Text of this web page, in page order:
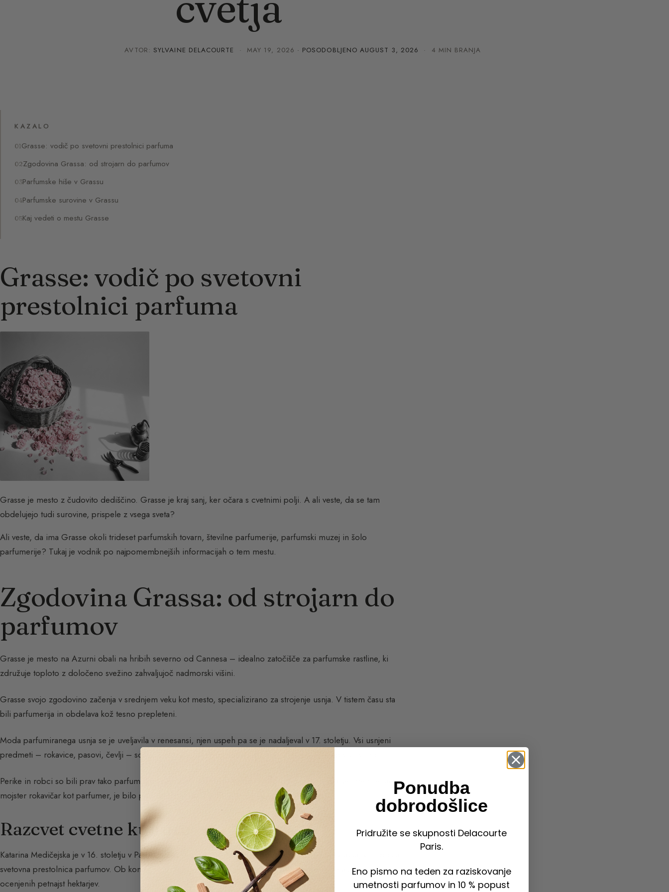
AVTOR: SYLVAINE DELACOURTE · MAY 19, 2026 · POSODOBLJENOAUGUST 3, 2026 · 4 MIN BRANJA
KAZALO
Grasse: vodič po svetovni prestolnici parfuma
Zgodovina Grassa: od strojarn do parfumov
Parfumske hiše v Grassu
Parfumske surovine v Grassu
Kaj vedeti o mestu Grasse
Grasse: vodič po svetovni
prestolnici parfuma
Grasse je mesto z čudovito dediščino. Grasse je kraj sanj, ker očara s cvetnimi polji. A ali veste, da se tam
obdelujejo tudi surovine, prispele z vsega sveta?
Ali veste, da ima Grasse okoli trideset parfumskih tovarn, številne parfumerije, parfumski muzej in šolo
parfumerije? Tukaj je vodnik po najpomembnejših informacijah o tem mestu.
Zgodovina Grassa: od strojarn do
parfumov
Grasse je mesto na Azurni obali na hribih severno od Cannesa – idealno zatočišče za parfumske rastline, ki
združuje toploto z določeno svežino zahvaljujoč nadmorski višini.
Grasse svojo zgodovino začenja v srednjem veku kot mesto, specializirano za strojenje usnja. V tistem času sta
bili parfumerija in obdelava kož tesno prepleteni.
Moda parfumiranega usnja se je uveljavila v renesansi, njen uspeh pa se je nadaljeval v 17. stoletju. Vsi usnjeni
predmeti – rokavice, pasovi, čevlji – so bili prežeti z groznimi vonjavami, ker je bilo usnje slabo strojeno.
Perike in robci so bili prav tako parfumirani, namazani z dišečo mastjo. Kraljevo dovoljenje, da se imenuje tako
mojster rokavičar kot parfumer, je bilo podeljeno januarja 1614.
Razcvet cvetne kulture
Katarina Medičejska je v 16. stoletju v Parizu sprožila modo parfumov in prispevala k vzponu Grassa, ki je postal
svetovna prestolnica parfumov. Ob koncu 17. stoletja je površina jasmina, gojenega v okolici Grassa, znašala
ocenjenih petnajst hektarjev.
Ponudba
dobrodošlice
Pridružite se skupnosti Delacourte
Paris.
Eno pismo na teden za raziskovanje
umetnosti parfumov in 10 % popust